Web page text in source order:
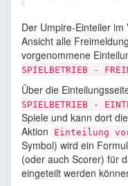
Der Umpire-Einteiler
Ansicht alle
vorgenommene
SPIELBETRIEB -
Über die
SPIELBETRIEB -
Spiele und kann dort
Aktion
Einteilung
Symbol) wird ein
(oder auch Scorer) für
eingeteilt werden